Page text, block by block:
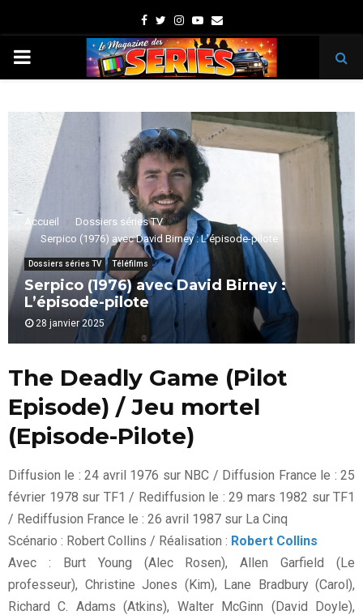
Facebook
TwitterInstagram
Youtube
Email
PRIMARY
Accueil
Dossiers séries TV
Serpico (1976) avec David Birney : L’épisode-pilote
Dossiers séries TV Téléfilms
Serpico (1976) avec David Birney :
L’épisode-pilote
28 janvier 2025
The Deadly Game (Pilot
Episode) / Jeu mortel
(Episode-Pilote)
Diffusion le : 24 avril 1976 sur NBC / Diffusion France le : 25
février 1978 sur TF1 / Rediffusion le : 29 mars 1982 sur TF1
/ Rediffusion France le : 26 avril 1987 sur La Cinq
Scénario : Robert Collins / Réalisation : Robert Collins
Avec : Burt Young (Alec Rosen), Allen Garfield (Le
professeur), Christine Jones (Kim), Lane Bradbury (Carol),
Richard C. Adams (Atkins), Walter McGinn (David Doyle),